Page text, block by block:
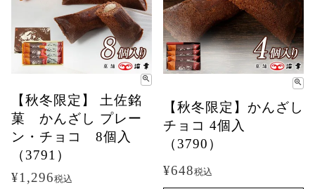
【秋冬限定】 土佐銘
菓 かんざし プレー
ン・チョコ 8個入
（3791）
¥1,296税込
【秋冬限定】かんざし
チョコ 4個入
（3790）
¥648税込